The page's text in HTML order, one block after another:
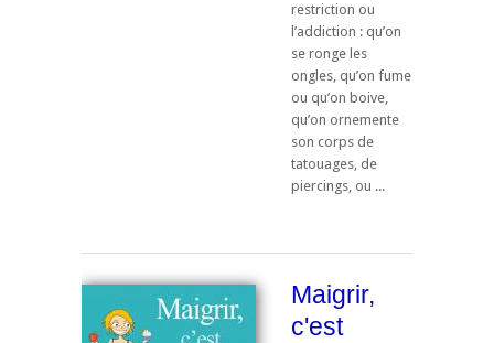
restriction ou
l’addiction : qu’on
se ronge les
ongles, qu’on fume
ou qu’on boive,
qu’on ornemente
son corps de
tatouages, de
piercings, ou ...
Maigrir,
c'est